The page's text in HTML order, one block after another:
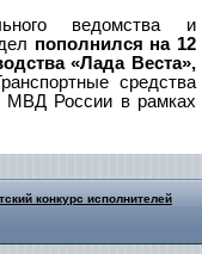
ведомства и
пополнился на 12
«Лада Веста»,
средства
МВД России в рамках
конкурс исполнителей